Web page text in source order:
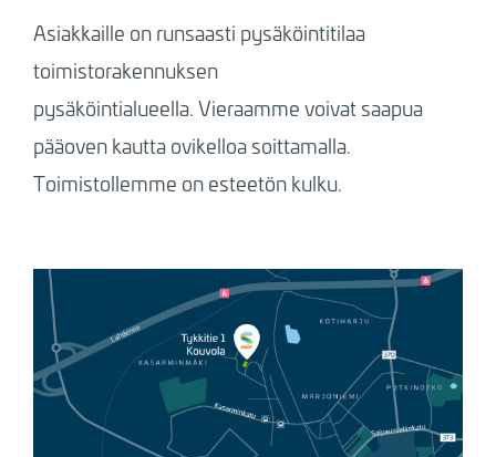
Asiakkaille on runsaasti pysäköintitilaa
toimistorakennuksen
pysäköintialueella. Vieraamme voivat saapua
pääoven kautta ovikelloa soittamalla.
Toimistollemme on esteetön kulku.